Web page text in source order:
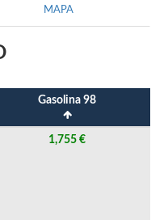
MAPA
Gasolina 98
1,755 €